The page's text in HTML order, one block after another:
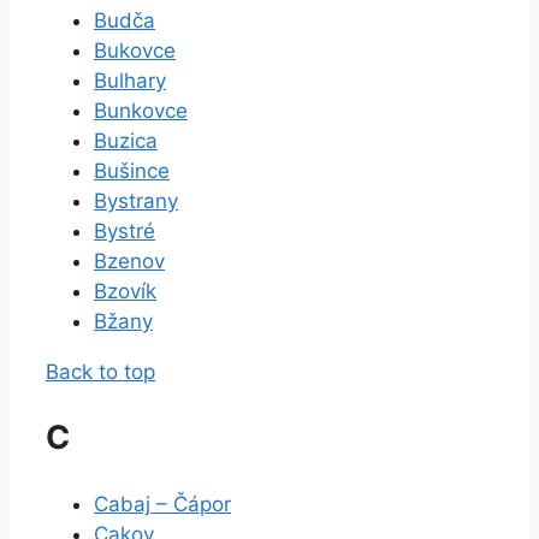
Budča
Bukovce
Bulhary
Bunkovce
Buzica
Bušince
Bystrany
Bystré
Bzenov
Bzovík
Bžany
Back to top
C
Cabaj – Čápor
Cakov